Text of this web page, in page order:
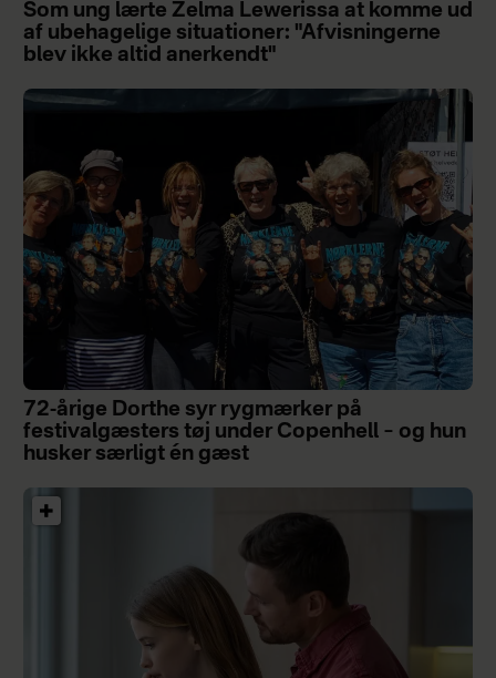
Som ung lærte Zelma Lewerissa at komme ud
af ubehagelige situationer: "Afvisningerne
blev ikke altid anerkendt"
72-årige Dorthe syr rygmærker på
festivalgæsters tøj under Copenhell – og hun
husker særligt én gæst